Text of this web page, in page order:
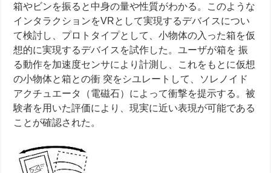
箱やビンを振ると中身の量や性質がわかる。このような
インタラクションをVRとして実現するデバイスについ
て検討し、プロトタイプとして、小物体の入った箱を仮
想的に実現するデバイスを試作した。ユーザが箱を 振
る動作を加速度センサにより計測し、これをもとに仮想
の小物体と箱との衝 突をシユレートして、ソレノイド
アクチュエータ（電磁石）によって衝撃を提示する。被
験者を用いた評価により、現実に近い表現が可能である
ことが確認された。